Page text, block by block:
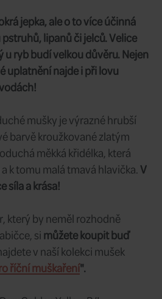
CZN_WDGY_16
16
49 CZK
nedostupné
mokrá jepka, ale o
lovu pstruhů, lipanů